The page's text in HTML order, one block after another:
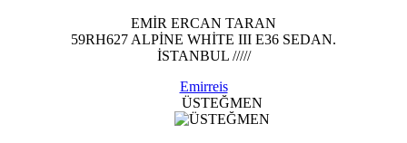
EMİR ERCAN TARAN
59RH627 ALPİNE WHİTE III E36 SEDAN.
İSTANBUL /////
Emirreis
ÜSTEĞMEN